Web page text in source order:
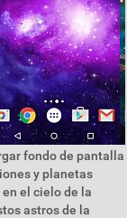
fondo de pantalla
y planetas
el cielo de la
astros de la